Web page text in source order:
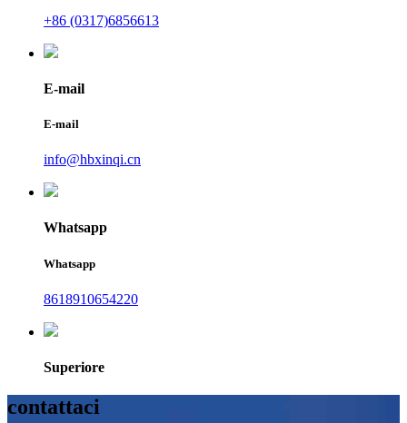
+86 (0317)6856613
E-mail
E-mail
info@hbxinqi.cn
Whatsapp
Whatsapp
8618910654220
Superiore
contattaci